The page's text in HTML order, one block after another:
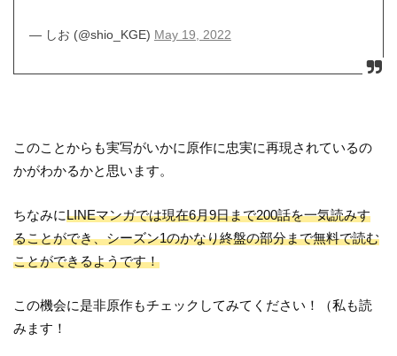
— しお (@shio_KGE) May 19, 2022
このことからも実写がいかに原作に忠実に再現されているの
かがわかるかと思います。
ちなみにLINEマンガでは現在6月9日まで200話を一気読みす
ることができ、シーズン1のかなり終盤の部分まで無料で読む
ことができるようです！
この機会に是非原作もチェックしてみてください！（私も読
みます！